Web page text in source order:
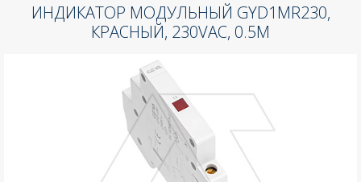
ИНДИКАТОР МОДУЛЬНЫЙ GYD1MR230,
КРАСНЫЙ, 230VAC, 0.5M